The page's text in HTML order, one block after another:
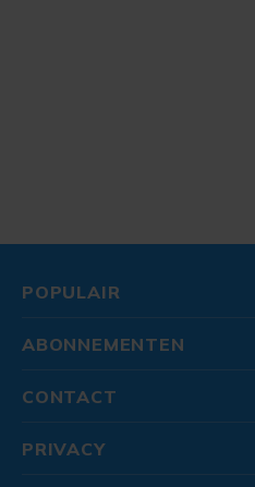
POPULAIR
ABONNEMENTEN
CONTACT
PRIVACY